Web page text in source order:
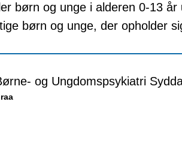
børn og unge i alderen 0-13
børn og unge, der opholder
og Ungdomspsykiatri